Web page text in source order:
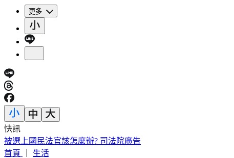
更多
快訊
注意！淡江大橋首納入漢光演習「今晚8時起封橋」 交管一次看
首頁
生活